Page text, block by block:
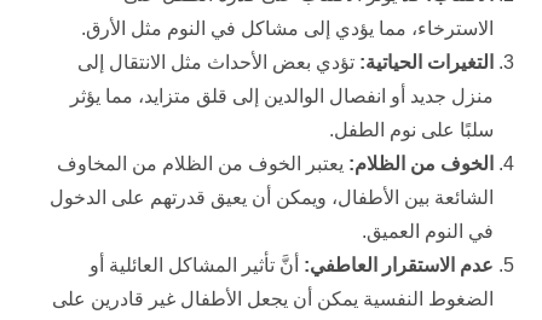
الاسترخاء، مما يؤدي إلى مشاكل في النوم مثل الأرق.
التغيرات الحياتية: تؤدي بعض الأحداث مثل الانتقال إلى
منزل جديد أو انفصال الوالدين إلى قلق متزايد، مما يؤثر
سلبًا على نوم الطفل.
الخوف من الظلام: يعتبر الخوف من الظلام من المخاوف
الشائعة بين الأطفال، ويمكن أن يعيق قدرتهم على الدخول
في النوم العميق.
عدم الاستقرار العاطفي: أنَّ تأثير المشاكل العائلية أو
الضغوط النفسية يمكن أن يجعل الأطفال غير قادرين على